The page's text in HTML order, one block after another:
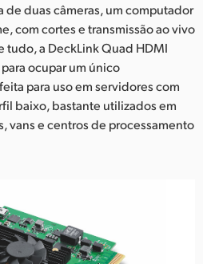
duas câmeras, um computador
com cortes e transmissão ao vivo
tudo, a DeckLink Quad HDMI
ocupar um único
para uso em servidores com
baixo, bastante utilizados em
vans e centros de processamento